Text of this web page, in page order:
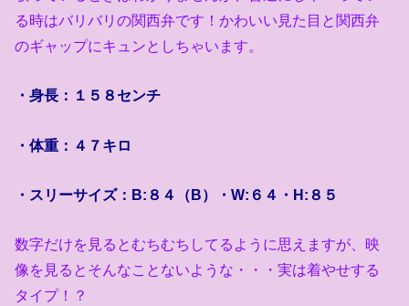
る時はバリバリの関西弁です！かわいい見た目と関西弁
のギャップにキュンとしちゃいます。
・身長：１５８センチ
・体重：４７キロ
・スリーサイズ： B: ８４（B）・W: ６４・ H: ８５
数字だけを見るとむちむちしてるように思えますが、映
像を見るとそんなことないような・・・実は着やせする
タイプ！？